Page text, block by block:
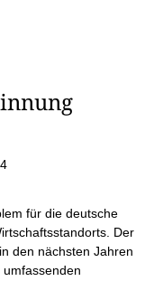
für die deutsche
Der
den nächsten Jahren